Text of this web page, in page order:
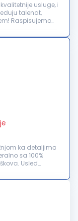
usluge, i
talenat,
Raspisujemo
ka detaljima
sa 100%
Usled